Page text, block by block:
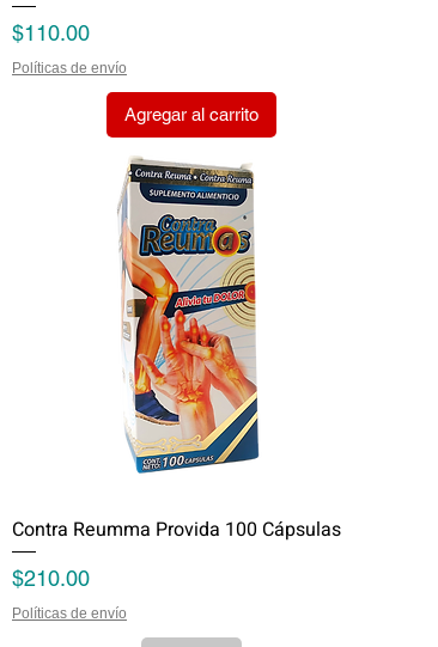
Precio
$110.00
Políticas de envío
Agregar al carrito
Contra Reumma Provida 100 Cápsulas
Precio
$210.00
Políticas de envío